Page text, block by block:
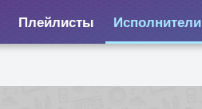
Плейлисты Исполнители